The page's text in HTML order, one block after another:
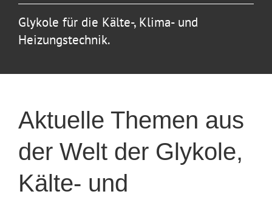
Glykole für die Kälte-, Klima- und
Heizungstechnik.
Aktuelle Themen aus
der Welt der Glykole,
Kälte- und